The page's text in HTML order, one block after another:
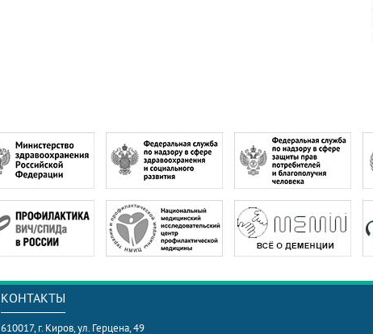
КОНТАКТЫ
610017, г. Киров, ул. Герцена, 49